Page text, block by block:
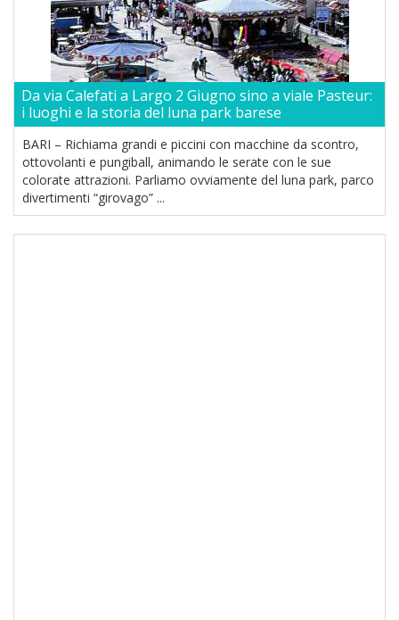
Da via Calefati a Largo 2 Giugno sino a viale Pasteur:
i luoghi e la storia del luna park barese
BARI – Richiama grandi e piccini con macchine da scontro,
ottovolanti e pungiball, animando le serate con le sue
colorate attrazioni. Parliamo ovviamente del luna park, parco
divertimenti “girovago” ...